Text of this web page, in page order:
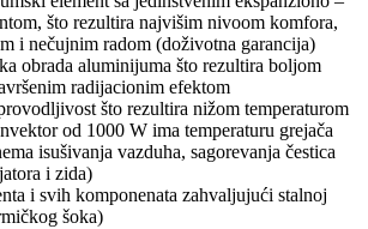
što rezultira najvišim nivoom komfora,
i nečujnim radom (doživotna garancija)
obrada aluminijuma što rezultira boljom
radijacionim efektom
što rezultira nižom temperaturom
od 1000 W ima temperaturu grejača
isušivanja vazduha, sagorevanja čestica
i zida)
i svih komponenata zahvaljujući stalnoj
šoka)